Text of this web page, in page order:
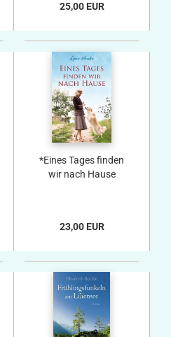
25,00 EUR
*Eines Tages finden
wir nach Hause
23,00 EUR